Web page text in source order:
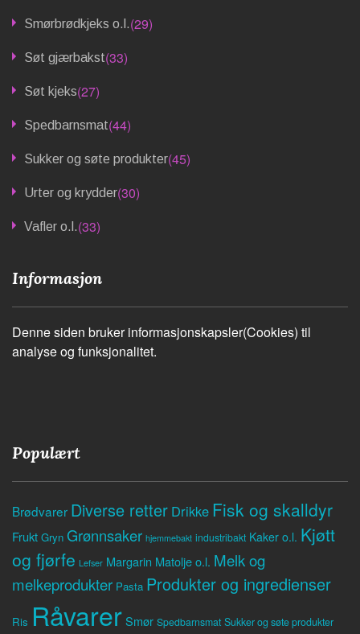
Smørbrødkjeks o.l.(29)
Søt gjærbakst(33)
Søt kjeks(27)
Spedbarnsmat(44)
Sukker og søte produkter(45)
Urter og krydder(30)
Vafler o.l.(33)
Informasjon
Denne siden bruker informasjonskapsler(Cookies) til
analyse og funksjonalitet.
Populært
Brødvarer Diverse retter Drikke Fisk og skalldyr
Frukt Gryn Grønnsaker hjemmebakt industribakt Kaker o.l. Kjøtt
og fjørfe Lefser Margarin Matolje o.l. Melk og
melkeprodukter Pasta Produkter og ingredienser
Ris RåvarerSmør Spedbarnsmat Sukker og søte produkter